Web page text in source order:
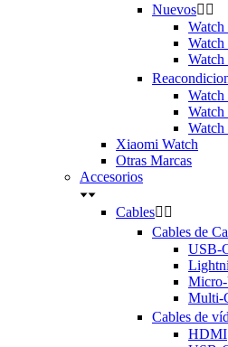
Nuevos 
Watch
Watch
Watch
Watch
Watch
Watch
Xiaomi Watch
Otras Marcas
Accesorios
Cables 
Cables de
USB-
Multi-
Cables de
HDMI